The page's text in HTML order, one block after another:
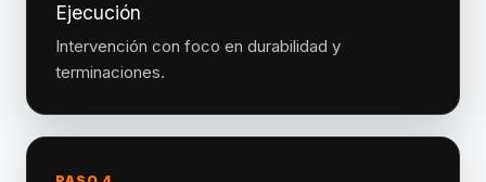
Ejecución
Intervención con foco en durabilidad y
terminaciones.